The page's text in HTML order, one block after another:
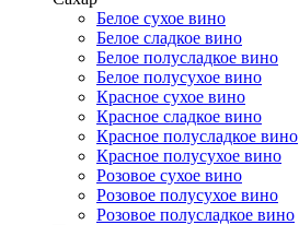
Белое сухое вино
Белое сладкое вино
Белое полусладкое вино
Белое полусухое вино
Красное сухое вино
Красное сладкое вино
Красное полусладкое вино
Красное полусухое вино
Розовое сухое вино
Розовое полусухое вино
Розовое полусладкое вино